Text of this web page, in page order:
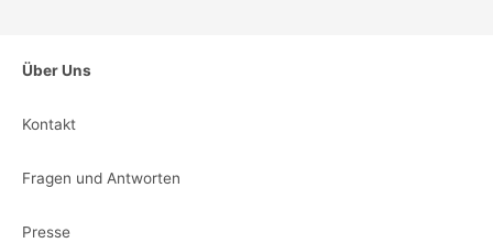
Über Uns
Kontakt
Fragen und Antworten
Presse